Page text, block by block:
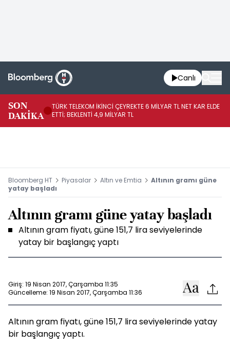
Canlı
SON
DAKİKA
TÜRK TELEKOM İKİNCİ ÇEYREKTE 6 MİLYAR TL NET KAR ELDE
ETTİ; BEKLENTİ 4,9 MİLYAR TL
Bloomberg HT Piyasalar Altın ve Emtia
Altının gramı güne
yatay başladı
Altının gramı güne yatay başladı
Altının gram fiyatı, güne 151,7 lira seviyelerinde
yatay bir başlangıç yaptı
Giriş: 19 Nisan 2017, Çarşamba 11:35
Güncelleme: 19 Nisan 2017, Çarşamba 11:36
Altının gram fiyatı, güne 151,7 lira seviyelerinde yatay
bir başlangıç yaptı.